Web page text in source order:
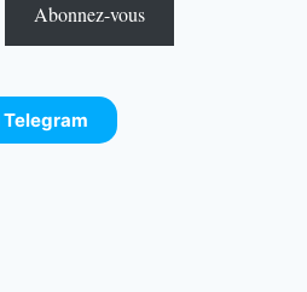
Abonnez-vous